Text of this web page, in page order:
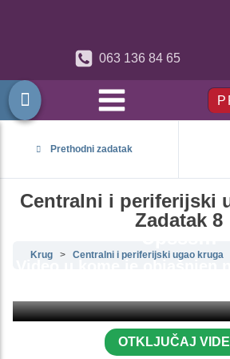
063 136 84 65
Prethodni zadatak
Centralni i periferijski
Zadatak 8
Krug Centralni i periferijski ugao kruga
OTKLJUČAJ